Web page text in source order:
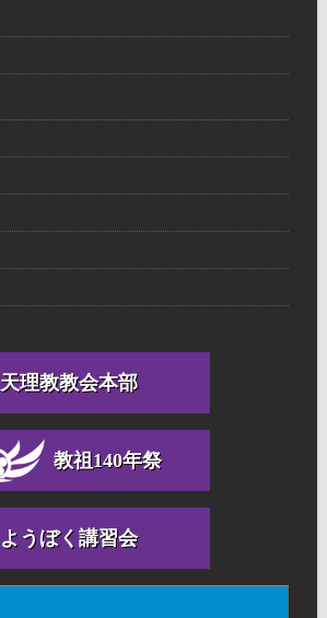
天理教教会本部
教祖140年祭
ようぼく講習会